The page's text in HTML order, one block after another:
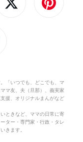
「いつでも、どこでも、マ
マ友、夫（旦那）、義実家
援、オリジナルまんがなど
ときなど、ママの日常に寄
ター・専門家・行政・タレ
きます。